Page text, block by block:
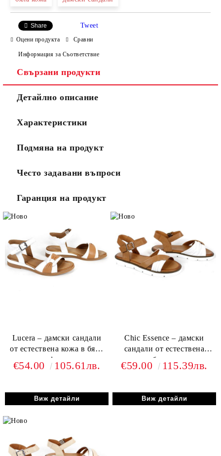
Ние ще се свържем с вас в рамките на работния ден.
Share Tweet
Оцени продукта Сравни
Информация за Съответствие
Свързани продукти
Детайлно описание
Характеристики
Подмяна на продукт
Често задавани въпроси
Гаранция на продукт
Lucera – дамски сандали
от естествена кожа в бяло
и светло кафяво, с ниско и
удобно ходило
€54.00 105.61лв.
Виж детайли
Chic Essence – дамски
сандали от естествена
кожа в бяло и светло
кафяво с елегантен
€59.00 115.39лв.
Виж детайли